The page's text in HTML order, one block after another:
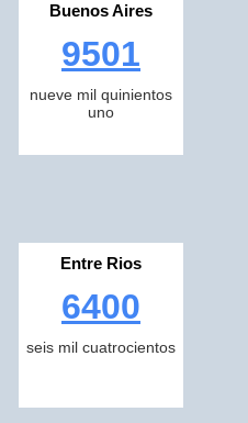
Buenos Aires
9501
nueve mil quinientos
uno
Entre Rios
6400
seis mil cuatrocientos